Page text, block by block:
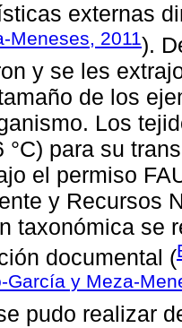
externas
Meneses, 2011).
y se les
de los
Los
°C) para su
el permiso
y Recursos
taxonómica se
documental (
García y Meza-
pudo realizar